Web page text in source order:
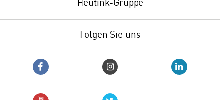
Heutink-Gruppe
Folgen Sie uns